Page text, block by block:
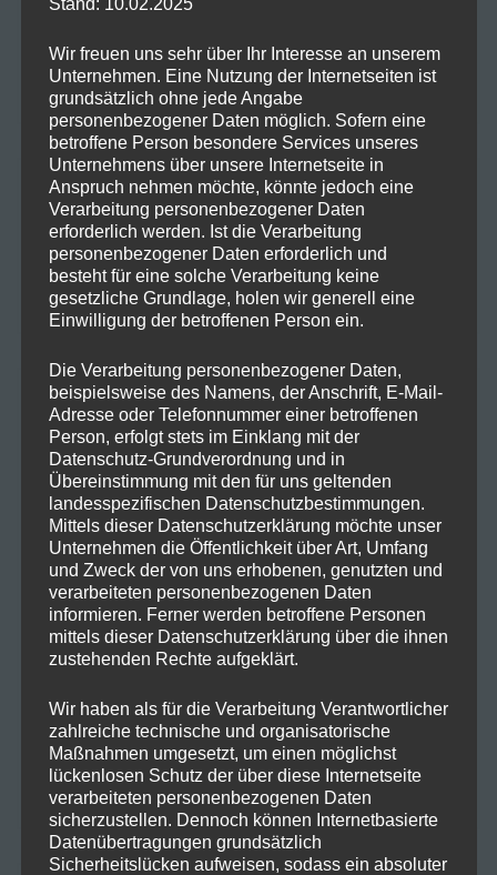
Suchen
Neueste Beiträge
Die ersten THC-freien CBD-Blüten – offiziell als
Rauchware zugelassen!
Cannabis Ernten und Trocknen: Ein kurzer
Leitfaden für Anfänger
Fokus im Alltag: Mit SwissFX zur optimalen
Konzentration
Risiken eines neuen Cannabinoids
Der Einfluss von Terpenen auf die Lagerung und
Qualität von Kräutern: Integra Boost Terpene
Wir freuen uns sehr über Ihr Interesse an unserem
Unternehmen. Eine Nutzung der Internetseiten ist
grundsätzlich ohne jede Angabe
personenbezogener Daten möglich. Sofern eine
betroffene Person besondere Services unseres
Unternehmens über unsere Internetseite in
Anspruch nehmen möchte, könnte jedoch eine
Verarbeitung personenbezogener Daten
erforderlich werden. Ist die Verarbeitung
personenbezogener Daten erforderlich und
besteht für eine solche Verarbeitung keine
gesetzliche Grundlage, holen wir generell eine
Einwilligung der betroffenen Person ein.
Die Verarbeitung personenbezogener Daten,
beispielsweise des Namens, der Anschrift, E-Mail-
Adresse oder Telefonnummer einer betroffenen
Person, erfolgt stets im Einklang mit der
Datenschutz-Grundverordnung und in
Übereinstimmung mit den für uns geltenden
landesspezifischen Datenschutzbestimmungen.
Mittels dieser Datenschutzerklärung möchte unser
Unternehmen die Öffentlichkeit über Art, Umfang
und Zweck der von uns erhobenen, genutzten und
verarbeiteten personenbezogenen Daten
informieren. Ferner werden betroffene Personen
mittels dieser Datenschutzerklärung über die ihnen
zustehenden Rechte aufgeklärt.
Wir haben als für die Verarbeitung Verantwortlicher
zahlreiche technische und organisatorische
Maßnahmen umgesetzt, um einen möglichst
lückenlosen Schutz der über diese Internetseite
verarbeiteten personenbezogenen Daten
sicherzustellen. Dennoch können Internetbasierte
Datenübertragungen grundsätzlich
Sicherheitslücken aufweisen, sodass ein absoluter